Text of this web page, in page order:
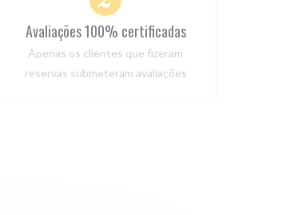
Avaliações 100% certificadas
Apenas os clientes que fizeram
reservas submeteram avaliações